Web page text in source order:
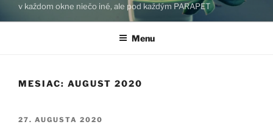
v každom okne niečo iné, ale pod každým PARAPET
Menu
MESIAC: AUGUST 2020
PUBLIKOVANÉ
27. AUGUSTA 2020